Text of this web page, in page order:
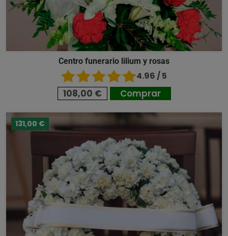
Centro funerario lilium y rosas
4.96 / 5
108,00 € Comprar
131,00 €